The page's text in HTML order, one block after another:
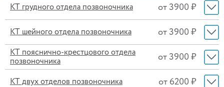
КТ грудного отдела позвоночника от 3900 ₽
КТ шейного отдела позвоночника от 3900 ₽
КТ пояснично-крестцового отдела
позвоночника
от 3900 ₽
КТ двух отделов позвоночника от 6200 ₽